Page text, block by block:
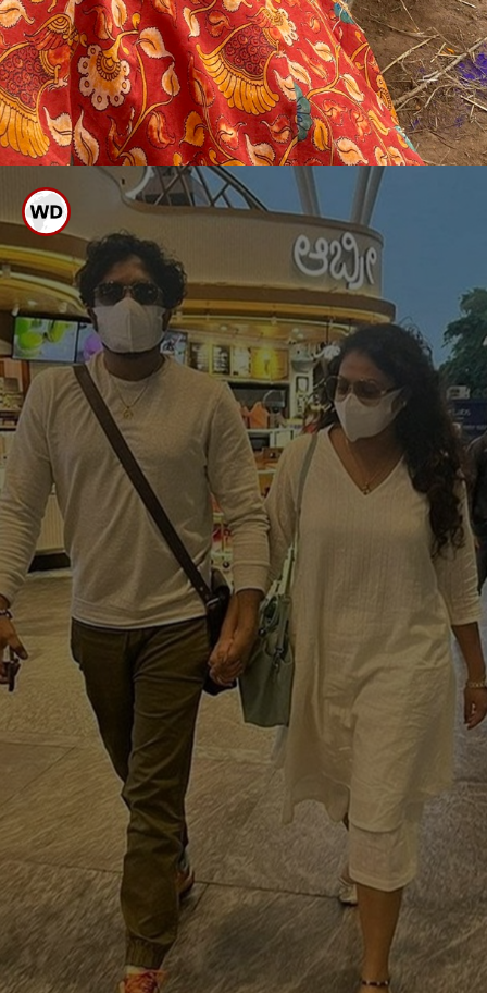
ಪ್ರತಿಭಾವಂತ ನಟಿ ಹರಿಪ್ರಿಯಾ
ವಸಿಷ್ಠ ಸಿಂಹ ಮತ್ತು ಹರಿಪ್ರಿಯಾ ಎಂಗೇಜ್
ಮೆಂಟ್ ಫೋಟೋಗಳು ಹೊರ ಬಂದಿದ್ದು, ಈಗ
ಎಲ್ಲೆಡೆ ವೈರಲ್ ಆಗಿದೆ. ಆ ಮೂಲಕ ಇಬ್ಬರ
ಸಂಬಂಧ ಅಧಿಕೃತವಾಗಿದೆ.
ಹಂಚಿಕೊಂಡ ಜೋಡಿ